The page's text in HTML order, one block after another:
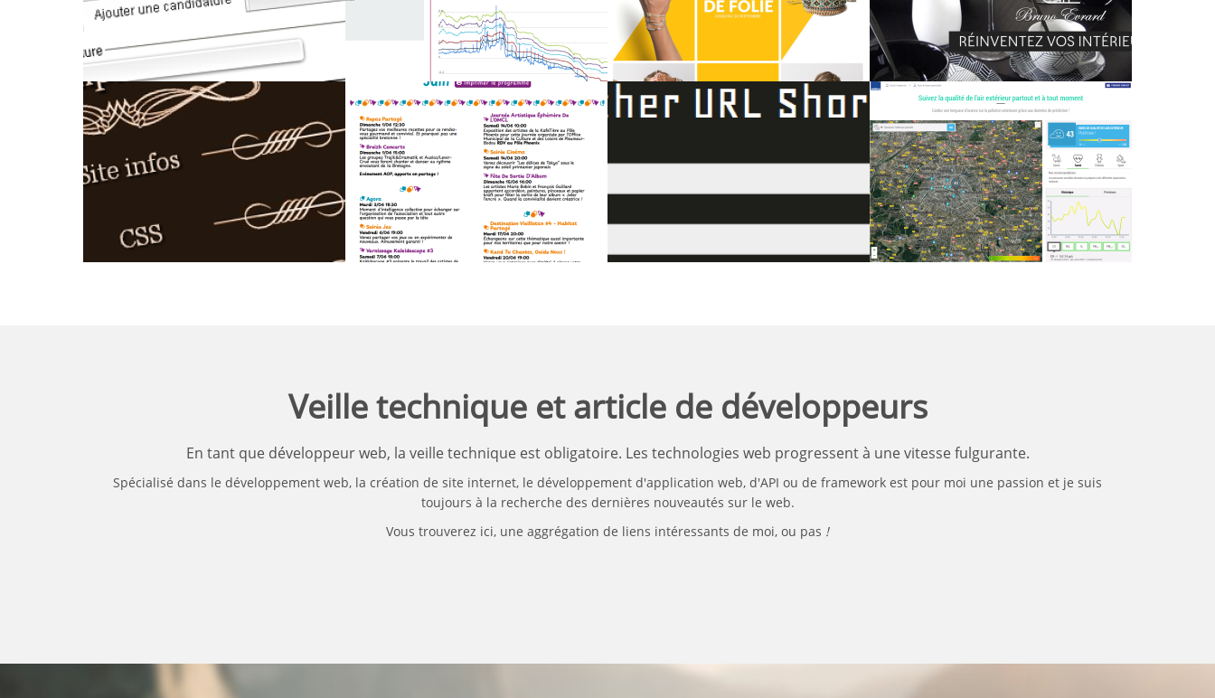
HTML5 Generator
Widget Wordpress
pour la Kafetière
Short URL
Les différents
projets Aldes
Veille technique et article de développeurs
En tant que développeur web, la veille technique est obligatoire. Les technologies web progressent à une vitesse fulgurante.
Spécialisé dans le développement web, la création de site internet, le développement d'application web, d'API ou de framework est pour moi une passion et je suis
toujours à la recherche des dernières nouveautés sur le web.
Vous trouverez ici, une aggrégation de liens intéressants de moi, ou pas !